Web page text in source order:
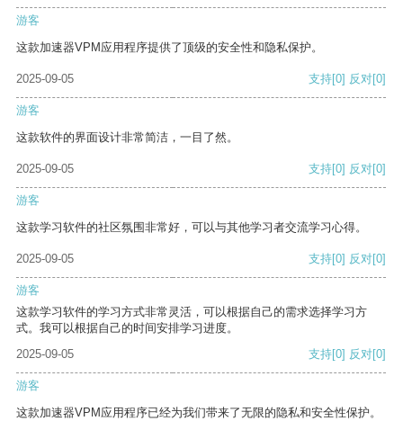
游客
这款加速器VPM应用程序提供了顶级的安全性和隐私保护。
2025-09-05 支持[0] 反对[0]
游客
这款软件的界面设计非常简洁，一目了然。
2025-09-05 支持[0] 反对[0]
游客
这款学习软件的社区氛围非常好，可以与其他学习者交流学习心得。
2025-09-05 支持[0] 反对[0]
游客
这款学习软件的学习方式非常灵活，可以根据自己的需求选择学习方
式。我可以根据自己的时间安排学习进度。
2025-09-05
支持[0] 反对[0]
游客
这款加速器VPM应用程序已经为我们带来了无限的隐私和安全性保护。